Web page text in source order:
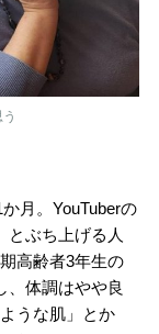
月。YouTuberの
とぶち上げる人
高齢者3年生の
、体調はやや良
うな肌」とか